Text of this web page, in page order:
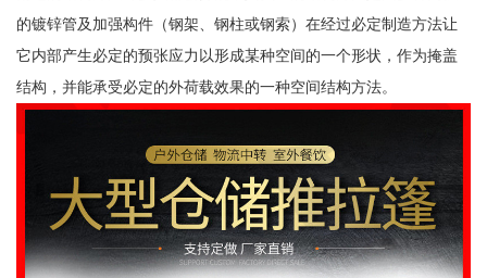
的镀锌管及加强构件（钢架、钢柱或钢索）在经过必定制造方法让
它内部产生必定的预张应力以形成某种空间的一个形状，作为掩盖
结构，并能承受必定的外荷载效果的一种空间结构方法。